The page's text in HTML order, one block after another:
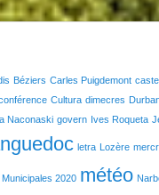
Béziers Carles Puigdemont
Cultura dimecres
Naconaski govern Ives Roqueta
letra Lozère
Municipales 2020 météo